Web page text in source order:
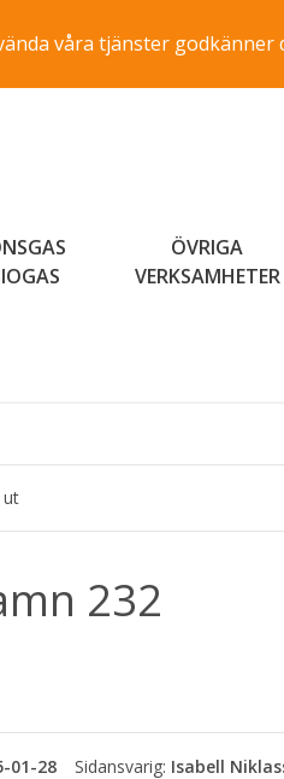
våra tjänster
ÖVRIGA
VERKSAMHETER
ut
232
01-28 Isabell